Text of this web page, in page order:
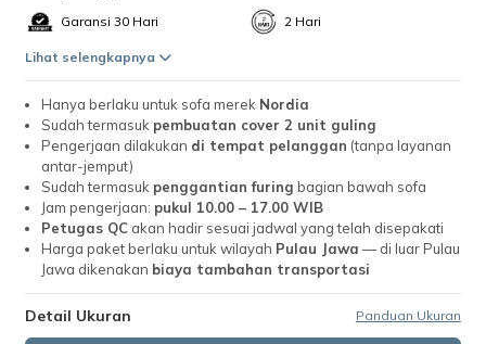
Garansi 30 Hari 2 Hari
Lihat selengkapnya
Hanya berlaku untuk sofa merek Nordia
Sudah termasuk pembuatan cover 2 unit guling
Pengerjaan dilakukan di tempat pelanggan (tanpa layanan
antar-jemput)
Sudah termasuk penggantian furing bagian bawah sofa
Jam pengerjaan: pukul 10.00 – 17.00 WIB
Petugas QC akan hadir sesuai jadwal yang telah disepakati
Harga paket berlaku untuk wilayah Pulau Jawa — di luar Pulau
Jawa dikenakan biaya tambahan transportasi
Detail Ukuran Panduan Ukuran